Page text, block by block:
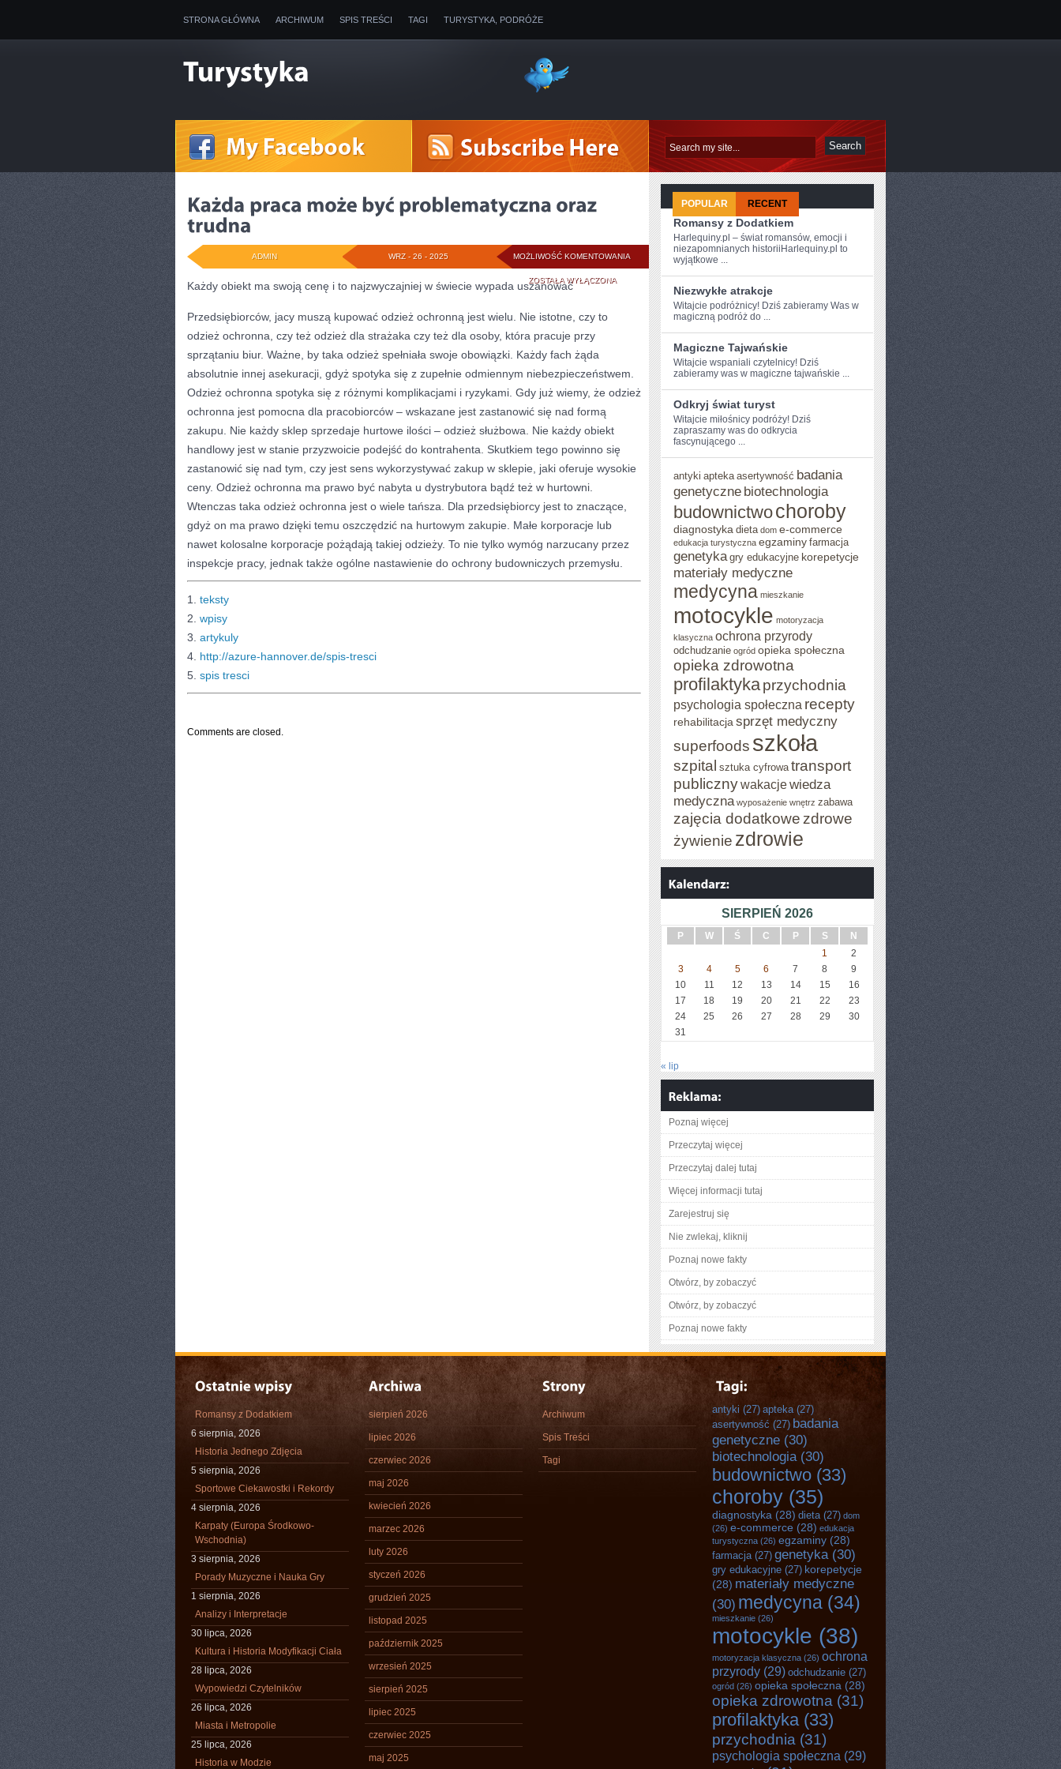
STRONA GŁÓWNA ARCHIWUM SPIS TREŚCI TAGI TURYSTYKA, PODRÓŻE
MOŻLIWOŚĆ KOMENTOWANIA KAŻDA
PRACA
MOŻE
PROBLEMATYCZNA
ORAZ
TRUDNA
ZOSTAŁA WYŁĄCZONA
WRZ - 26 - 2025
ADMIN
Każdy obiekt ma swoją cenę i to najzwyczajniej w świecie wypada uszanować
Przedsiębiorców, jacy muszą kupować odzież ochronną jest wielu. Nie istotne, czy to
odzież ochronna, czy też odzież dla strażaka czy też dla osoby, która pracuje przy
sprzątaniu biur. Ważne, by taka odzież spełniała swoje obowiązki. Każdy fach żąda
absolutnie innej asekuracji, gdyż spotyka się z zupełnie odmiennym niebezpieczeństwem.
Odzież ochronna spotyka się z różnymi komplikacjami i ryzykami. Gdy już wiemy, że odzież
ochronna jest pomocna dla pracobiorców – wskazane jest zastanowić się nad formą
zakupu. Nie każdy sklep sprzedaje hurtowe ilości – odzież służbowa. Nie każdy obiekt
handlowy jest w stanie przyzwoicie podejść do kontrahenta. Skutkiem tego powinno się
zastanowić się nad tym, czy jest sens wykorzystywać zakup w sklepie, jaki oferuje wysokie
ceny. Odzież ochronna ma prawo być nabyta u dystrybutora bądź też w hurtowni.
Wtenczas taka odzież ochronna jest o wiele tańsza. Dla przedsiębiorcy jest to znaczące,
gdyż on ma prawo dzięki temu oszczędzić na hurtowym zakupie. Małe korporacje lub
nawet kolosalne korporacje pożądają takiej odzieży. To nie tylko wymóg narzucany przez
inspekcje pracy, jednak także ogólne nastawienie do ochrony budowniczych przemysłu.
1. teksty
2. wpisy
3. artykuly
4. http://azure-hannover.de/spis-tresci
5. spis tresci
Comments are closed.
POPULAR RECENT
Romansy z Dodatkiem
Harlequiny.pl – świat romansów, emocji i
niezapomnianych historiiHarlequiny.pl to
wyjątkowe ...
Niezwykłe atrakcje
Witajcie podróżnicy! Dziś zabieramy Was⁢ w
magiczną podróż do ...
Magiczne Tajwańskie
Witajcie ​wspaniali czytelnicy! Dziś
‍zabieramy was‍ w ​magiczne tajwańskie ...
Odkryj świat turyst
Witajcie miłośnicy podróży! Dziś⁢
zapraszamy ⁢was do ​odkrycia
fascynującego ...
antyki apteka asertywność badania
genetyczne biotechnologia
budownictwochoroby
diagnostyka dieta dom e-commerce
edukacja turystyczna egzaminy farmacja
genetyka gry edukacyjne korepetycje
materiały medyczne
medycyna mieszkanie
motocykle motoryzacja
klasyczna ochrona przyrody
odchudzanie ogród opieka społeczna
opieka zdrowotna
profilaktykaprzychodnia
psychologia społeczna recepty
rehabilitacja sprzęt medyczny
superfoods szkoła
szpital sztuka cyfrowa transport
publicznywakacjewiedza
medyczna wyposażenie wnętrz zabawa
zajęcia dodatkowe zdrowe
żywienie zdrowie
SIERPIEŃ 2026
P W Ś C P S
N
1
2
3
4 5 6 7 8
9
10
11 12 13 14 15
16
17
18 19 20 21 22
23
24
25 26 27 28 29
30
31
« lip
Poznaj więcej
Przeczytaj więcej
Przeczytaj dalej tutaj
Więcej informacji tutaj
Zarejestruj się
Nie zwlekaj, kliknij
Poznaj nowe fakty
Otwórz, by zobaczyć
Otwórz, by zobaczyć
Poznaj nowe fakty
Romansy z Dodatkiem
6 sierpnia, 2026
Historia Jednego Zdjęcia
5 sierpnia, 2026
Sportowe Ciekawostki i Rekordy
4 sierpnia, 2026
Karpaty (Europa Środkowo-
Wschodnia)
3 sierpnia, 2026
Porady Muzyczne i Nauka Gry
1 sierpnia, 2026
Analizy i Interpretacje
30 lipca, 2026
Kultura i Historia Modyfikacji Ciała
28 lipca, 2026
Wypowiedzi Czytelników
26 lipca, 2026
Miasta i Metropolie
25 lipca, 2026
Historia w Modzie
sierpień 2026
lipiec 2026
czerwiec 2026
maj 2026
kwiecień 2026
marzec 2026
luty 2026
styczeń 2026
grudzień 2025
listopad 2025
październik 2025
wrzesień 2025
sierpień 2025
lipiec 2025
czerwiec 2025
maj 2025
Archiwum
Spis Treści
Tagi
antyki (27) apteka(27)
asertywność (27) badania
genetyczne (30)
biotechnologia(30)
budownictwo (33)
choroby (35)
diagnostyka (28) dieta(27) dom
(26) e-commerce (28) edukacja
turystyczna (26) egzaminy (28)
farmacja(27) genetyka(30)
gry edukacyjne (27) korepetycje
(28) materiały medyczne
(30) medycyna (34)
mieszkanie (26)
motocykle (38)
motoryzacja klasyczna (26) ochrona
przyrody (29) odchudzanie (27)
ogród (26) opieka społeczna (28)
opieka zdrowotna (31)
profilaktyka(33)
przychodnia (31)
psychologia społeczna (29)